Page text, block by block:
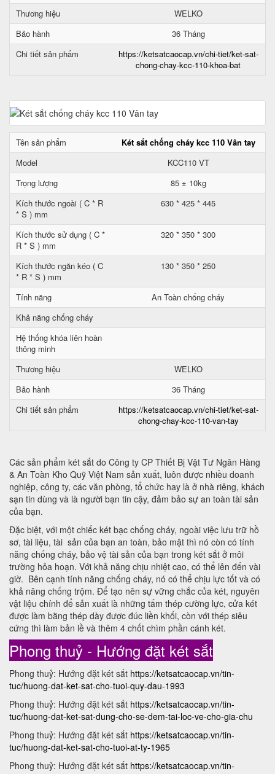
Thương hiệu
WELKO
Bảo hành
36 Tháng
Chi tiết sản phẩm
https://ketsatcaocap.vn/chi-tiet/ket-sat-
chong-chay-kcc-110-khoa-bat
Tên sản phẩm
Két sắt chống cháy kcc 110 Vân tay
Model
KCC110 VT
Trọng lượng
85 ± 10kg
Kích thước ngoài ( C * R
* S ) mm
630 * 425 * 445
Kích thước sử dụng ( C *
R * S ) mm
320 * 350 * 300
Kích thước ngăn kéo ( C
* R * S ) mm
130 * 350 * 250
Tính năng
An Toàn chống cháy
Khả năng chống cháy
Hệ thống khóa liên hoàn
thông minh
Thương hiệu
WELKO
Bảo hành
36 Tháng
Chi tiết sản phẩm
https://ketsatcaocap.vn/chi-tiet/ket-sat-
chong-chay-kcc-110-van-tay
Các sản phẩm két sắt do Công ty CP Thiết Bị Vật Tư Ngân Hàng
& An Toàn Kho Quỹ Việt Nam sản xuất, luôn được nhiều doanh
nghiệp, công ty, các văn phòng, tổ chức hay là ở nhà riêng, khách
sạn tin dùng và là người bạn tin cậy, đảm bảo sự an toàn tài sản
của bạn.
Đặc biệt, với một chiếc két bạc chống cháy, ngoài việc lưu trữ hồ
sơ, tài liệu, tài sản của bạn an toàn, bảo mật thì nó còn có tính
năng chống cháy, bảo vệ tài sản của bạn trong két sắt ở môi
trường hỏa hoạn. Với khả năng chịu nhiệt cao, có thể lên đến vài
giờ. Bên cạnh tính năng chống cháy, nó có thể chịu lực tốt và có
khả năng chống trộm. Để tạo nên sự vững chắc của két, nguyên
vật liệu chính để sản xuất là những tấm thép cường lực, cửa két
được làm bằng thép dày được đúc liền khối, còn với thép siêu
cứng thì làm bản lề và thêm 4 chốt chìm phần cánh két.
Phong thuỷ - Hướng đặt két sắt
Phong thuỷ: Hướng đặt két sắt https://ketsatcaocap.vn/tin-
tuc/huong-dat-ket-sat-cho-tuoi-quy-dau-1993
Phong thuỷ: Hướng đặt két sắt https://ketsatcaocap.vn/tin-
tuc/huong-dat-ket-sat-dung-cho-se-dem-tai-loc-ve-cho-gia-chu
Phong thuỷ: Hướng đặt két sắt https://ketsatcaocap.vn/tin-
tuc/huong-dat-ket-sat-cho-tuoi-at-ty-1965
Phong thuỷ: Hướng đặt két sắt https://ketsatcaocap.vn/tin-